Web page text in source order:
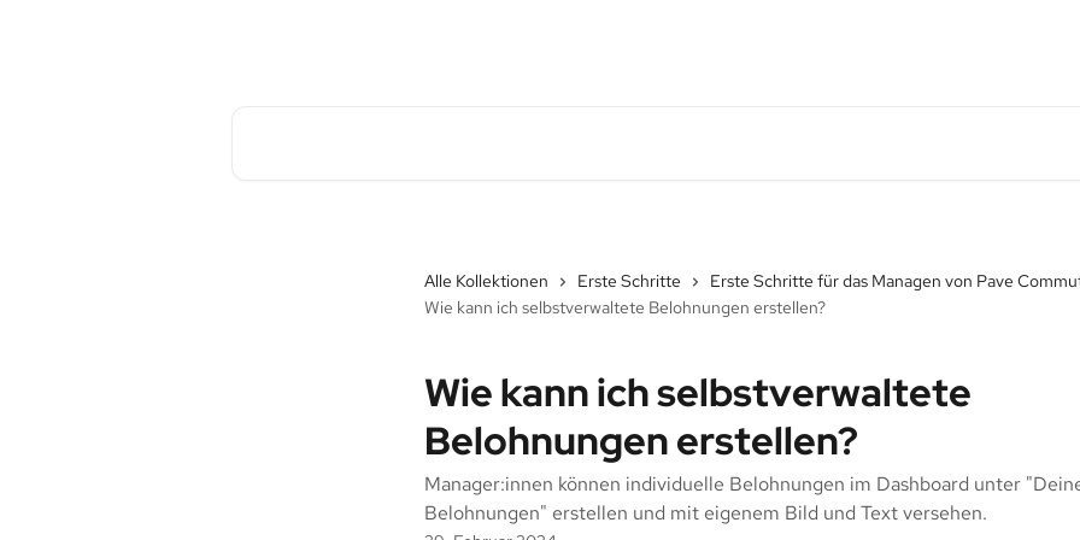
Alle Kollektionen Erste Schritte
Erste Schritte für das Managen von Pave
Wie kann ich selbstverwaltete Belohnungen erstellen?
Wie kann ich selbstverwaltete
Belohnungen erstellen?
Manager:innen können individuelle Belohnungen im Dashboard unter
Belohnungen" erstellen und mit eigenem Bild und Text versehen.